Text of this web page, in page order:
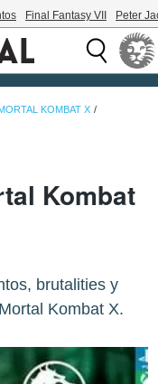
Final Fantasy VII Peter
KOMBAT X
Kombat
brutalities y
Kombat X.